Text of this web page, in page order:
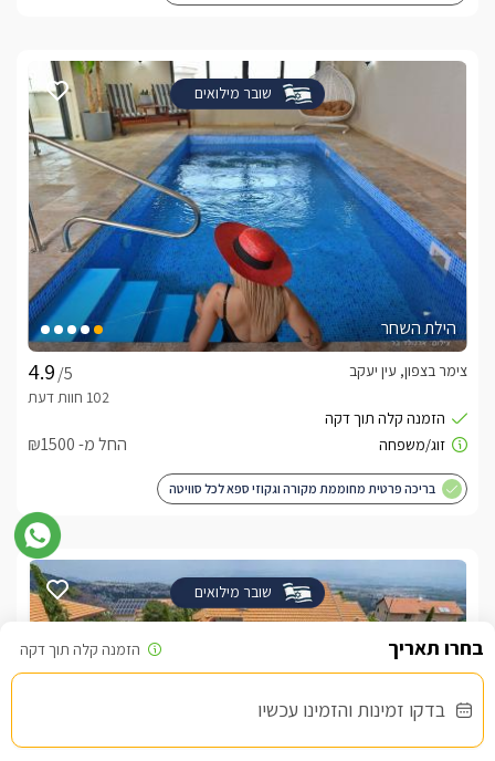
בדקו זמינות והזמינו עכשיו
שובר מילואים
הילת השחר
/5
צימר בצפון, עין יעקב
החל מ- ₪1500
בריכה פרטית מחוממת מקורה וגקוזי ספא לכל סוויטה
שובר מילואים